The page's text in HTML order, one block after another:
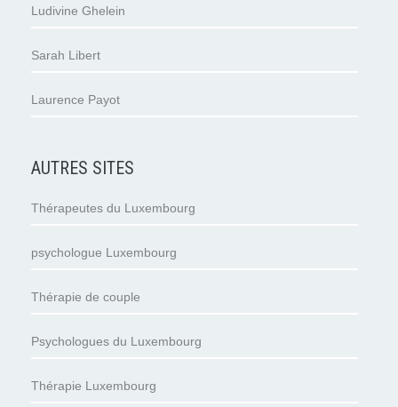
Ludivine Ghelein
Sarah Libert
Laurence Payot
AUTRES SITES
Thérapeutes du Luxembourg
psychologue Luxembourg
Thérapie de couple
Psychologues du Luxembourg
Thérapie Luxembourg